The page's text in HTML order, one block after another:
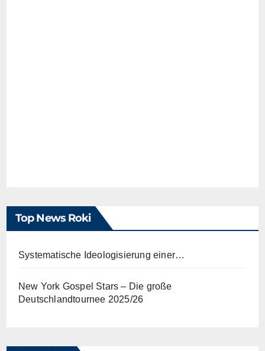
Top News Roki
Systematische Ideologisierung einer…
New York Gospel Stars – Die große
Deutschlandtournee 2025/26